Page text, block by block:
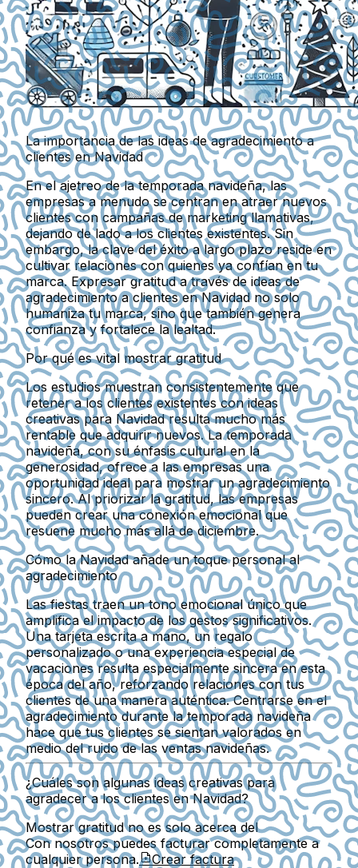
La importancia de las ideas de agradecimiento a
clientes en Navidad
En el ajetreo de la temporada navideña, las
empresas a menudo se centran en atraer nuevos
clientes con campañas de marketing llamativas,
dejando de lado a los clientes existentes. Sin
embargo, la clave del éxito a largo plazo reside en
cultivar relaciones con quienes ya confían en tu
marca. Expresar gratitud a través de ideas de
agradecimiento a clientes en Navidad no solo
humaniza tu marca, sino que también genera
confianza y fortalece la lealtad.
Por qué es vital mostrar gratitud
Los estudios muestran consistentemente que
retener a los clientes existentes con ideas
creativas para Navidad resulta mucho más
rentable que adquirir nuevos. La temporada
navideña, con su énfasis cultural en la
generosidad, ofrece a las empresas una
oportunidad ideal para mostrar un agradecimiento
sincero. Al priorizar la gratitud, las empresas
pueden crear una conexión emocional que
resuene mucho más allá de diciembre.
Cómo la Navidad añade un toque personal al
agradecimiento
Las fiestas traen un tono emocional único que
amplifica el impacto de los gestos significativos.
Una tarjeta escrita a mano, un regalo
personalizado o una experiencia especial de
vacaciones resulta especialmente sincera en esta
época del año, reforzando relaciones con tus
clientes de una manera auténtica. Centrarse en el
agradecimiento durante la temporada navideña
hace que tus clientes se sientan valorados en
medio del ruido de las ventas navideñas.
¿Cuáles son algunas ideas creativas para
agradecer a los clientes en Navidad?
Mostrar gratitud no es solo acerca del
Con nosotros puedes facturar completamente a
cualquier persona.
Crear factura